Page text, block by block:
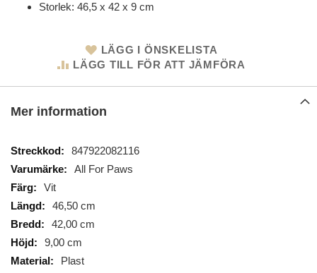
Storlek: 46,5 x 42 x 9 cm
LÄGG I ÖNSKELISTA
LÄGG TILL FÖR ATT JÄMFÖRA
Mer information
Mer
information
847922082116
All For Paws
Vit
46,50 cm
42,00 cm
9,00 cm
Plast